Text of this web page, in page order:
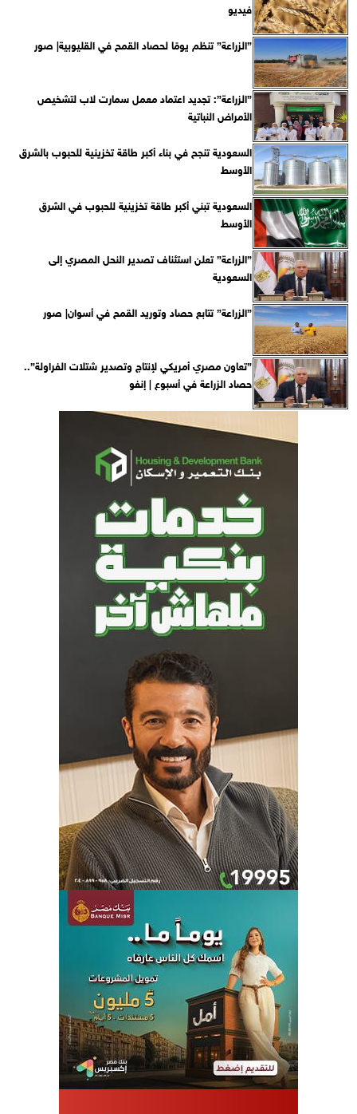
فيديو
”الزراعة” تنظم يومًا لحصاد القمح في القليوبية| صور
”الزراعة”: تجديد اعتماد معمل سمارت لاب لتشخيص
الأمراض النباتية
السعودية تنجح في بناء أكبر طاقة تخزينية للحبوب بالشرق
الأوسط
السعودية تبني أكبر طاقة تخزينية للحبوب في الشرق
الأوسط
”الزراعة” تعلن استئناف تصدير النحل المصري إلى
السعودية
”الزراعة” تتابع حصاد وتوريد القمح في أسوان| صور
”تعاون مصري أمريكي لإنتاج وتصدير شتلات الفراولة”..
حصاد الزراعة في أسبوع | إنفو